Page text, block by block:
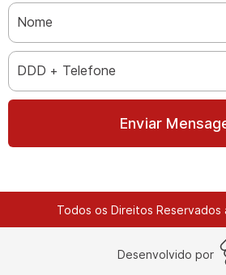
Enviar
Todos os Direitos Reservados
Desenvolvido por